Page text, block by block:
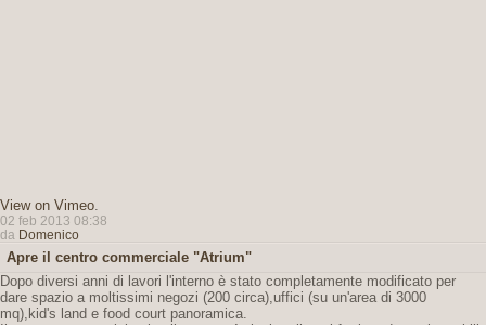
View on Vimeo.
02 feb 2013 08:38
da Domenico
Apre il centro commerciale "Atrium"
Dopo diversi anni di lavori l'interno è stato completamente modificato per
dare spazio a moltissimi negozi (200 circa),uffici (su un'area di 3000
mq),kid's land e food court panoramica.